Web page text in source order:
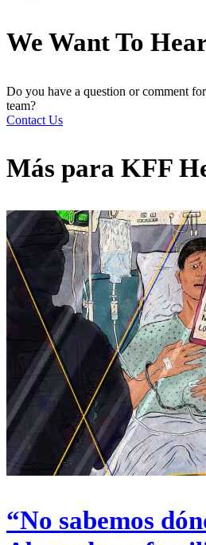
We Want To
Do you have a question or comment
team?
Contact Us
Más para KFF
“No sabemos